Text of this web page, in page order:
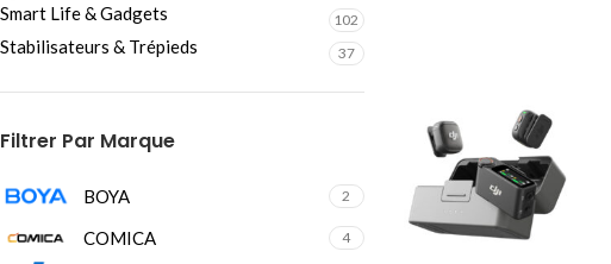
Smart Life & Gadgets 102
Stabilisateurs & Trépieds 37
Filtrer Par Marque
BOYA 2
COMICA 4